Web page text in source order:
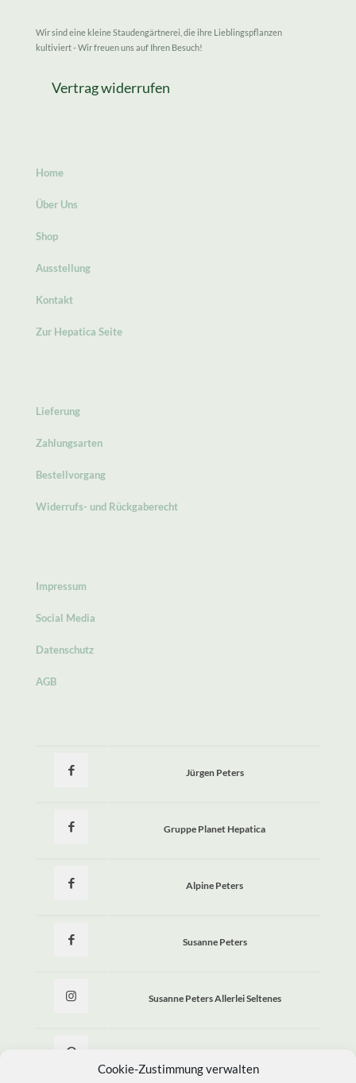
Cookie-Zustimmung verwalten
Wir sind eine kleine Staudengärtnerei, die ihre Lieblingspflanzen
kultiviert - Wir freuen uns auf Ihren Besuch!
Vertrag widerrufen
Home
Über Uns
Shop
Ausstellung
Kontakt
Zur Hepatica Seite
Lieferung
Zahlungsarten
Bestellvorgang
Widerrufs- und Rückgaberecht
Impressum
Social Media
Datenschutz
AGB
Jürgen Peters
Gruppe Planet Hepatica
Alpine Peters
Susanne Peters
Susanne Peters Allerlei Seltenes